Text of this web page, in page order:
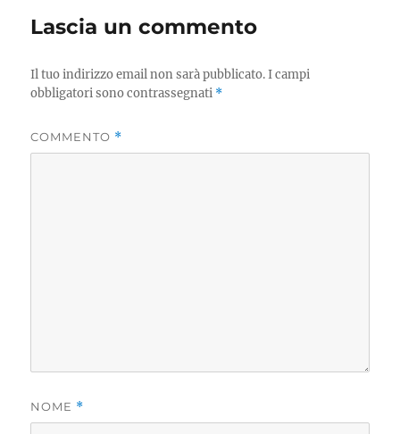
Lascia un commento
Il tuo indirizzo email non sarà pubblicato. I campi
obbligatori sono contrassegnati *
COMMENTO *
NOME *